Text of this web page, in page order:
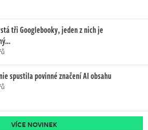
tři Googlebooky, jeden z nich je
spustila povinné značení AI obsahu
VÍCE NOVINEK